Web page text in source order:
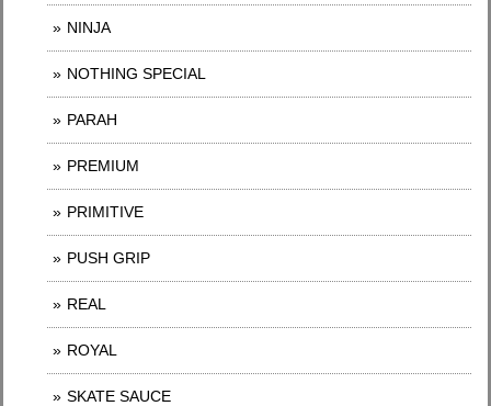
NINJA
NOTHING SPECIAL
PARAH
PREMIUM
PRIMITIVE
PUSH GRIP
REAL
ROYAL
SKATE SAUCE